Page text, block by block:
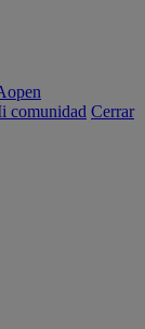
comunidad Cerrar